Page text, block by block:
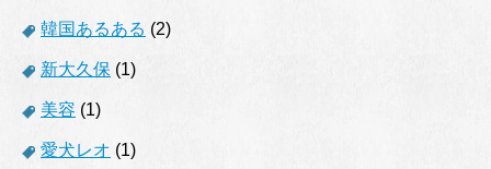
韓国あるある (2)
新大久保 (1)
美容 (1)
愛犬レオ (1)